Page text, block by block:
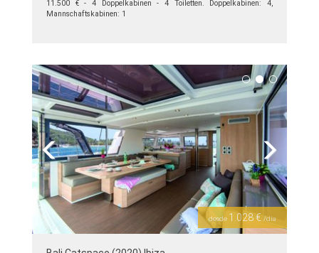
11.500 € - 4 Doppelkabinen - 4 Toiletten. Doppelkabinen: 4,
Mannschaftskabinen: 1
siehe Details >>
Previous Next
desde 1.028 €/día